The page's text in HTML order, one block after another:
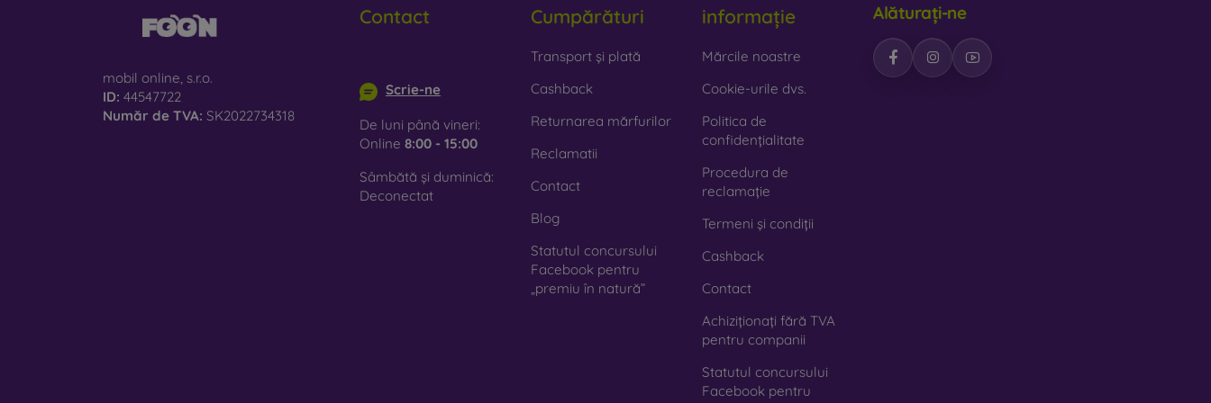
mobil online, s.r.o.
ID: 44547722
Număr de TVA: SK2022734318
Contact
Scrie-ne
De luni până vineri:
Online 8:00 - 15:00
Sâmbătă și duminică:
Deconectat
Cumpărături
Transport și plată
Cashback
Returnarea mărfurilor
Reclamatii
Contact
Blog
Statutul concursului
Facebook pentru
„premiu în natură”
informație
Mărcile noastre
Cookie-urile dvs.
Politica de
confidențialitate
Procedura de
reclamație
Termeni și condiții
Cashback
Contact
Achiziționați fără TVA
pentru companii
Statutul concursului
Facebook pentru
Alăturați-ne